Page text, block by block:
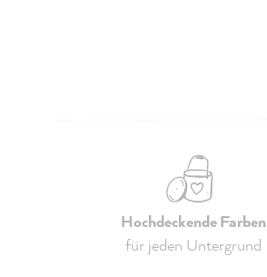
Hochdeckende Farben
für jeden Untergrund